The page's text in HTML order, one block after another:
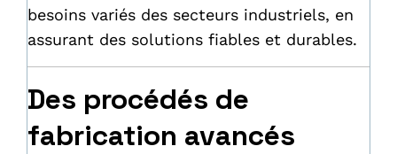
besoins variés des secteurs industriels, en
assurant des solutions fiables et durables.
Des procédés de
fabrication avancés